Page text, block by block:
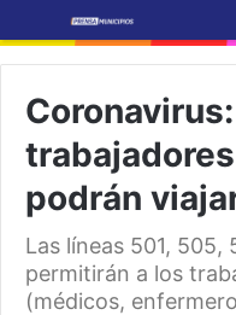
podrán
Las líneas 501, 505,
permitirán a los
(médicos,